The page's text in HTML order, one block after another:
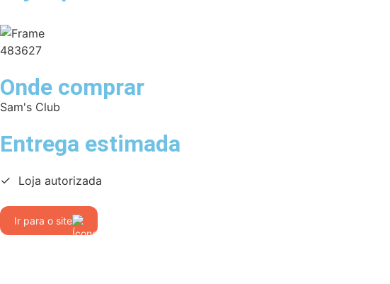
Onde comprar
Sam's Club
Entrega estimada
Loja autorizada
Ir para o site